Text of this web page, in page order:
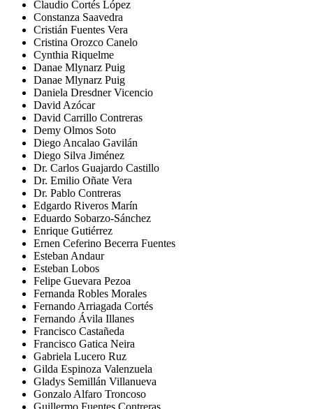
Claudio Cortés López
Constanza Saavedra
Cristián Fuentes Vera
Cristina Orozco Canelo
Cynthia Riquelme
Danae Mlynarz Puig
Danae Mlynarz Puig
Daniela Dresdner Vicencio
David Azócar
David Carrillo Contreras
Demy Olmos Soto
Diego Ancalao Gavilán
Diego Silva Jiménez
Dr. Carlos Guajardo Castillo
Dr. Emilio Oñate Vera
Dr. Pablo Contreras
Edgardo Riveros Marín
Eduardo Sobarzo-Sánchez
Enrique Gutiérrez
Ernen Ceferino Becerra Fuentes
Esteban Andaur
Esteban Lobos
Felipe Guevara Pezoa
Fernanda Robles Morales
Fernando Arriagada Cortés
Fernando Ávila Illanes
Francisco Castañeda
Francisco Gatica Neira
Gabriela Lucero Ruz
Gilda Espinoza Valenzuela
Gladys Semillán Villanueva
Gonzalo Alfaro Troncoso